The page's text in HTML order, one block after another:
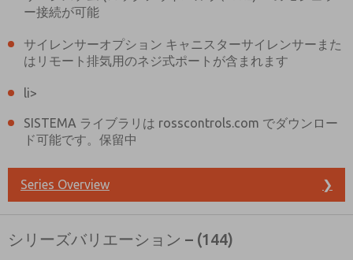
ー接続が可能
サイレンサーオプション キャニスターサイレンサーまた
はリモート排気用のネジ式ポートが含まれます
li>
SISTEMA ライブラリは rosscontrols.com でダウンロー
ド可能です。保留中
Series Overview ❯
シリーズバリエーション – (144)
ご希望の連絡方法は？
電子メール
電話番号
機能、製品性能などに関する最新情報を定期的に送って
*はい、プライバシー ポリシーを読みました。提供した
よび保存されることに同意します。私のデータは、私の
るために厳密に指定された場合にのみ使用されます。
送信することにより、処理に同意します。